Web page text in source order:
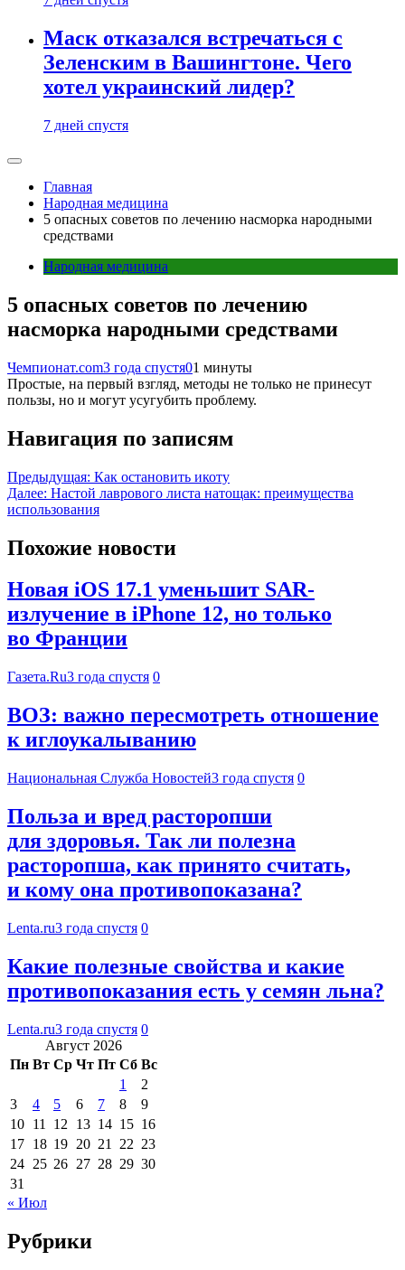
Маск отказался встречаться с
Зеленским в Вашингтоне. Чего
хотел украинский лидер?
7 дней спустя
Главная
Народная медицина
5 опасных советов по лечению насморка народными
средствами
Народная медицина
5 опасных советов по лечению
насморка народными средствами
Чемпионат.com3 года спустя01 минуты
Простые, на первый взгляд, методы не только не принесут
пользы, но и могут усугубить проблему.
Навигация по записям
Предыдущая: Как остановить икоту
Далее: Настой лаврового листа натощак: преимущества
использования
Похожие новости
Новая iOS 17.1 уменьшит SAR-
излучение в iPhone 12, но только
во Франции
Газета.Ru3 года спустя 0
ВОЗ: важно пересмотреть отношение
к иглоукалыванию
Национальная Служба Новостей3 года спустя 0
Польза и вред расторопши
для здоровья. Так ли полезна
расторопша, как принято считать,
и кому она противопоказана?
Lenta.ru3 года спустя 0
Какие полезные свойства и какие
противопоказания есть у семян льна?
Lenta.ru3 года спустя 0
Август 2026
Пн Вт Ср Чт Пт Сб Вс
1
2
3
4 5 6 7 8
9
10 11 12 13 14 15 16
17 18 19 20 21 22 23
24 25 26 27 28 29 30
31
« Июл
Рубрики